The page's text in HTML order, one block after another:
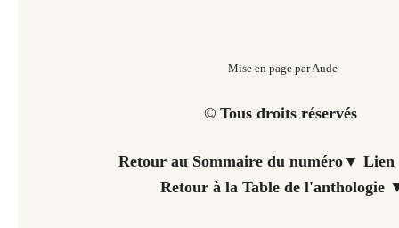
Mise en page par Aude
© Tous droits réservés
Retour au Sommaire du numéro▼ Lien
Retour à la Table de l'anthologie